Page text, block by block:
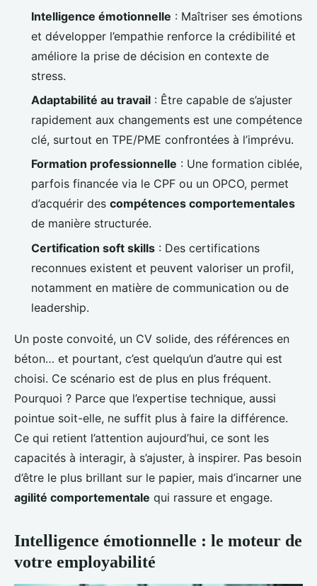
Intelligence émotionnelle : Maîtriser ses émotions
et développer l’empathie renforce la crédibilité et
améliore la prise de décision en contexte de
stress.
Adaptabilité au travail : Être capable de s’ajuster
rapidement aux changements est une compétence
clé, surtout en TPE/PME confrontées à l’imprévu.
Formation professionnelle : Une formation ciblée,
parfois financée via le CPF ou un OPCO, permet
d’acquérir des compétences comportementales
de manière structurée.
Certification soft skills : Des certifications
reconnues existent et peuvent valoriser un profil,
notamment en matière de communication ou de
leadership.
Un poste convoité, un CV solide, des références en
béton… et pourtant, c’est quelqu’un d’autre qui est
choisi. Ce scénario est de plus en plus fréquent.
Pourquoi ? Parce que l’expertise technique, aussi
pointue soit-elle, ne suffit plus à faire la différence.
Ce qui retient l’attention aujourd’hui, ce sont les
capacités à interagir, à s’ajuster, à inspirer. Pas besoin
d’être le plus brillant sur le papier, mais d’incarner une
agilité comportementale qui rassure et engage.
Intelligence émotionnelle : le moteur de
votre employabilité